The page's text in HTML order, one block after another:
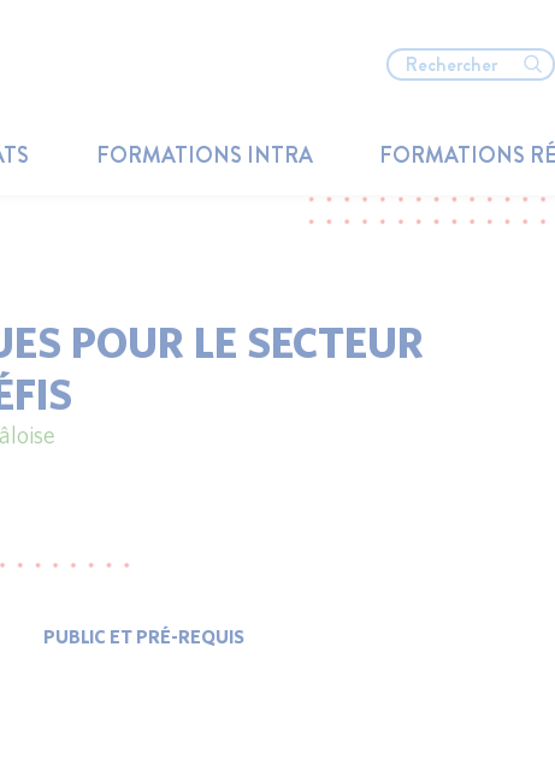
FORMATIONS INTRA FORMATIONS
POUR LE SECTEUR
PUBLIC ET PRÉ-REQUIS